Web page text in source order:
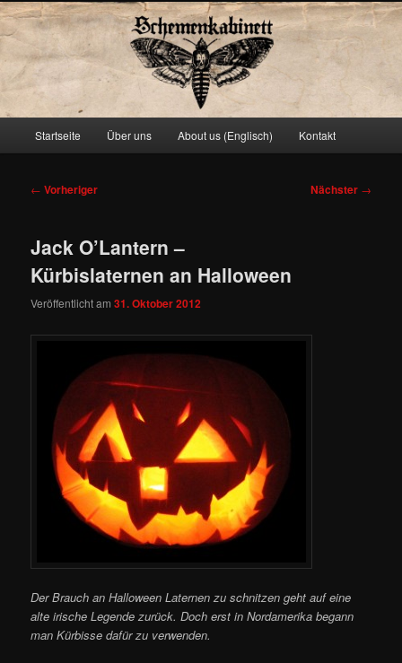
Schemenkabinett
Zum
springen
Startseite Über uns About us (Englisch) Kontakt
Beitragsnavigation
← Vorheriger Nächster →
Jack O’Lantern –
Kürbislaternen an Halloween
Veröffentlicht am31. Oktober 2012
Der Brauch an Halloween Laternen zu schnitzen geht auf eine
alte irische Legende zurück. Doch erst in Nordamerika begann
man Kürbisse dafür zu verwenden.